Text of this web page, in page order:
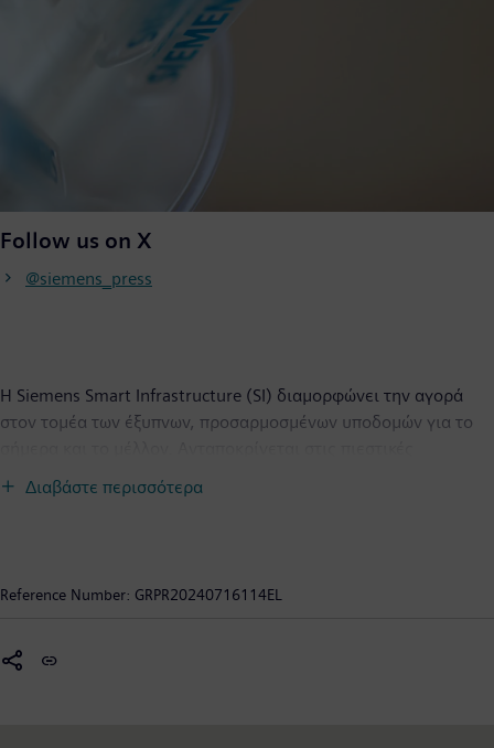
Follow us on X
@siemens_press
H Siemens Smart Infrastructure (SI) διαμορφώνει την αγορά
στον τομέα των έξυπνων, προσαρμοσμένων υποδομών για το
συνδέοντας τα ενεργειακά συστήματα, τα κτήρια και τις
ενέργειας μέχρι την κατανάλωση. Με ένα όλο και περισσότερο
θριαμβεύσουν και τις κοινότητες να προοδεύσουν,
Διαβάστε περισσότερα
Reference Number: GRPR20240716114EL